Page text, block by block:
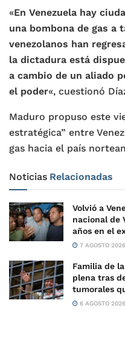
«En Venezuela hay
una bombona de gas a
venezolanos han
la dictadura está
a cambio de un aliado
el poder«, cuestionó
Maduro propuso este
estratégica” entre
gas hacia el país
Noticias Relacionadas
Volvió a
nacional de
años en el
7 AGOSTO 2026
Familia de
plena tras
tumorales
6 AGOSTO 2026